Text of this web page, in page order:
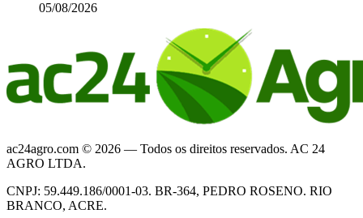
05/08/2026
ac24agro.com © 2026 — Todos os direitos reservados. AC 24
AGRO LTDA.
CNPJ: 59.449.186/0001-03. BR-364, PEDRO ROSENO. RIO
BRANCO, ACRE.